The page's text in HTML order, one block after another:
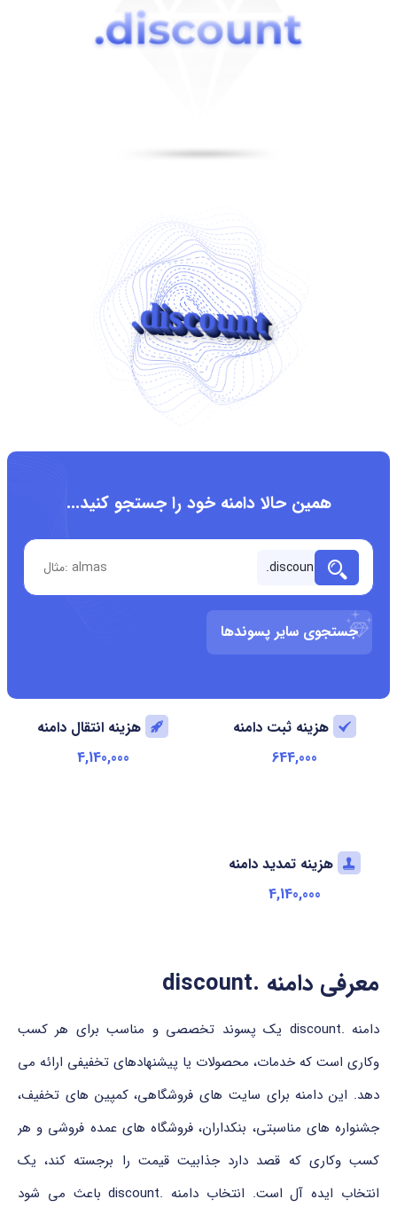
.discount
همین حالا دامنه خود را جستجو کنید...
جستجوی سایر پسوندها
هزینه ثبت دامنه
644,000
هزینه انتقال دامنه
4,140,000
هزینه تمدید دامنه
4,140,000
معرفی دامنه .discount
دامنه .discount یک پسوند تخصصی و مناسب برای هر کسب
وکاری است که خدمات، محصولات یا پیشنهادهای تخفیفی ارائه می
دهد. این دامنه برای سایت های فروشگاهی، کمپین های تخفیف،
جشنواره های مناسبتی، بنکداران، فروشگاه های عمده فروشی و هر
کسب وکاری که قصد دارد جذابیت قیمت را برجسته کند، یک
انتخاب ایده آل است. انتخاب دامنه .discount باعث می شود